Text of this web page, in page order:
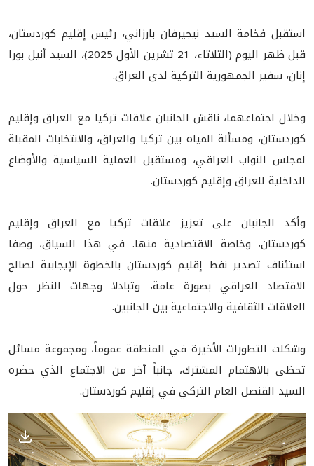
استقبل فخامة السيد نيجيرفان بارزاني، رئيس إقليم كوردستان،
قبل ظهر اليوم (الثلاثاء، 21 تشرين الأول 2025)، السيد أنيل بورا
إنان، سفير الجمهورية التركية لدى العراق.
وخلال اجتماعهما، ناقش الجانبان علاقات تركيا مع العراق وإقليم
كوردستان، ومسألة المياه بين تركيا والعراق، والانتخابات المقبلة
لمجلس النواب العراقي، ومستقبل العملية السياسية والأوضاع
الداخلية للعراق وإقليم كوردستان.
وأكد الجانبان على تعزيز علاقات تركيا مع العراق وإقليم
كوردستان، وخاصة الاقتصادية منها. في هذا السياق، وصفا
استئناف تصدير نفط إقليم كوردستان بالخطوة الإيجابية لصالح
الاقتصاد العراقي بصورة عامة، وتبادلا وجهات النظر حول
العلاقات الثقافية والاجتماعية بين الجانبين.
وشكلت التطورات الأخيرة في المنطقة عموماً، ومجموعة مسائل
تحظى بالاهتمام المشترك، جانباً آخر من الاجتماع الذي حضره
السيد القنصل العام التركي في إقليم كوردستان.